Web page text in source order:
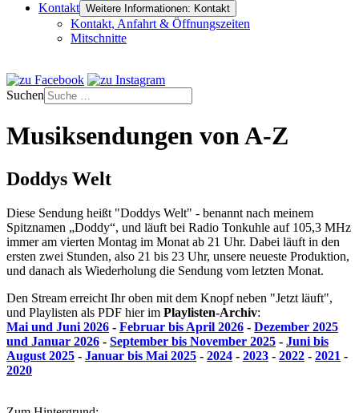
Kontakt Weitere Informationen: Kontakt
Kontakt, Anfahrt & Öffnungszeiten
Mitschnitte
Suchen
Musiksendungen von A-Z
Doddys Welt
Diese Sendung heißt "Doddys Welt" - benannt nach meinem
Spitznamen „Doddy“, und läuft bei Radio Tonkuhle auf 105,3 MHz
immer am vierten Montag im Monat ab 21 Uhr. Dabei läuft in den
ersten zwei Stunden, also 21 bis 23 Uhr, unsere neueste Produktion,
und danach als Wiederholung die Sendung vom letzten Monat.
Den Stream erreicht Ihr oben mit dem Knopf neben "Jetzt läuft",
und Playlisten als PDF hier im Playlisten-Archiv:
Mai und Juni 2026 - Februar bis April 2026 - Dezember 2025
und Januar 2026 - September bis November 2025 - Juni bis
August 2025 - Januar bis Mai 2025 - 2024 - 2023 - 2022 - 2021 -
2020